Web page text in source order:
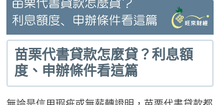
苗栗代書貸款怎麼貸？利息額
度、申辦條件看這篇